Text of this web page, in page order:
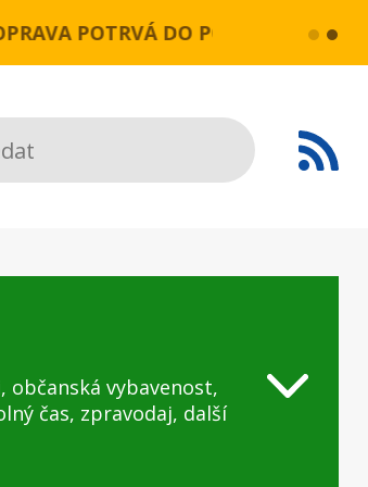
DO POLOVINY SRPNA. Praha,
více...
občanská vybavenost,
čas, zpravodaj, další